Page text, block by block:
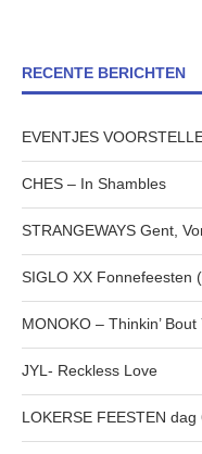
RECENTE BERICHTEN
EVENTJES
CHES – In Shambles
STRANGEWAYS Gent,
SIGLO XX Fonnefeesten
MONOKO – Thinkin’
JYL- Reckless Love
LOKERSE FEESTEN